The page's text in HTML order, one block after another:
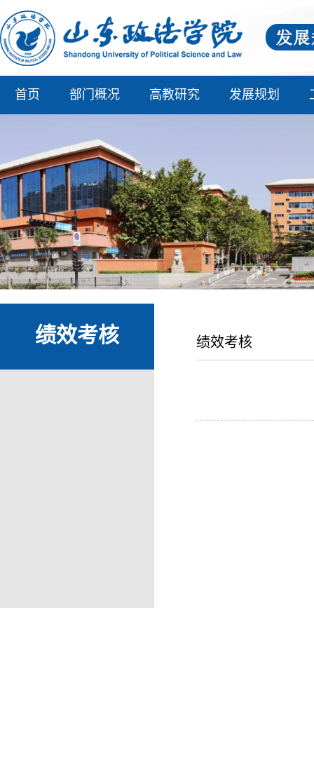
首页 部门概况 高教研究 发展规划
绩效考核 绩效考核